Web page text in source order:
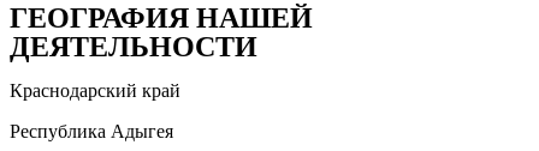
ГЕОГРАФИЯ НАШЕЙ
ДЕЯТЕЛЬНОСТИ
Краснодарский край
Республика Адыгея